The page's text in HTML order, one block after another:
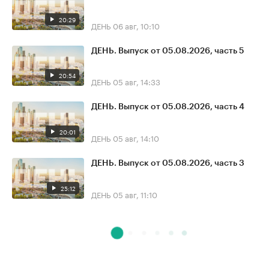
20:29 ДЕНЬ 06 авг, 10:10
20:54
ДЕНЬ. Выпуск от 05.08.2026, часть 5
ДЕНЬ 05 авг, 14:33
20:01
ДЕНЬ. Выпуск от 05.08.2026, часть 4
ДЕНЬ 05 авг, 14:10
25:12
ДЕНЬ. Выпуск от 05.08.2026, часть 3
ДЕНЬ 05 авг, 11:10